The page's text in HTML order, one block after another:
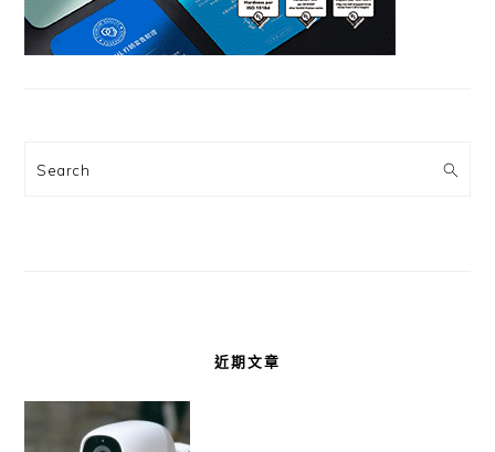
Search
近期文章